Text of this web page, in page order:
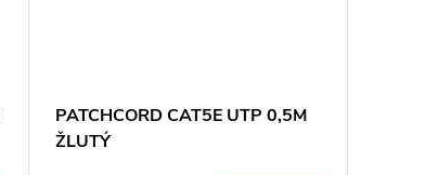
PATCHCORD CAT5E UTP 0,5M
ŽLUTÝ